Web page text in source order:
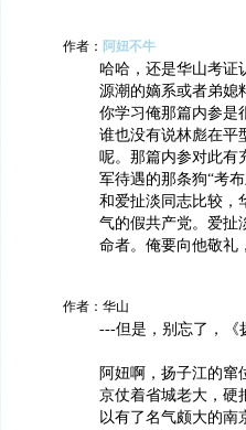
作者： 阿妞不牛
哈哈，还是华山考证
源潮的嫡系或者弟媳
你学习俺那篇内参是
谁也没有说林彪在平
呢。那篇内参对此有
军待遇的那条狗“考
和爱扯淡同志比较，
气的假共产党。爱扯
命者。俺要向他敬礼
作者：华山
---但是，别忘了，《
阿妞啊，扬子江的窜
京仗着省城老大，硬
以有了名气颇大的南